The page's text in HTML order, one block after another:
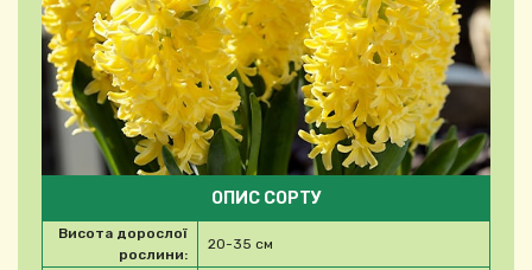
ОПИС СОРТУ
Висота дорослої
рослини:
20-35 см